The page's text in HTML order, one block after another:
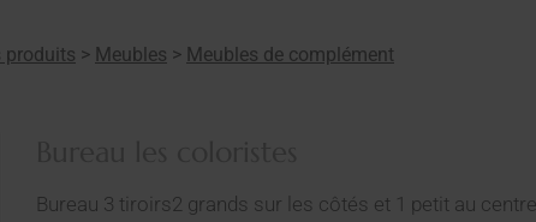
produits > Meubles > Meubles de complément
Bureau 3 tiroirs2 grands sur les côtés et 1 petit au